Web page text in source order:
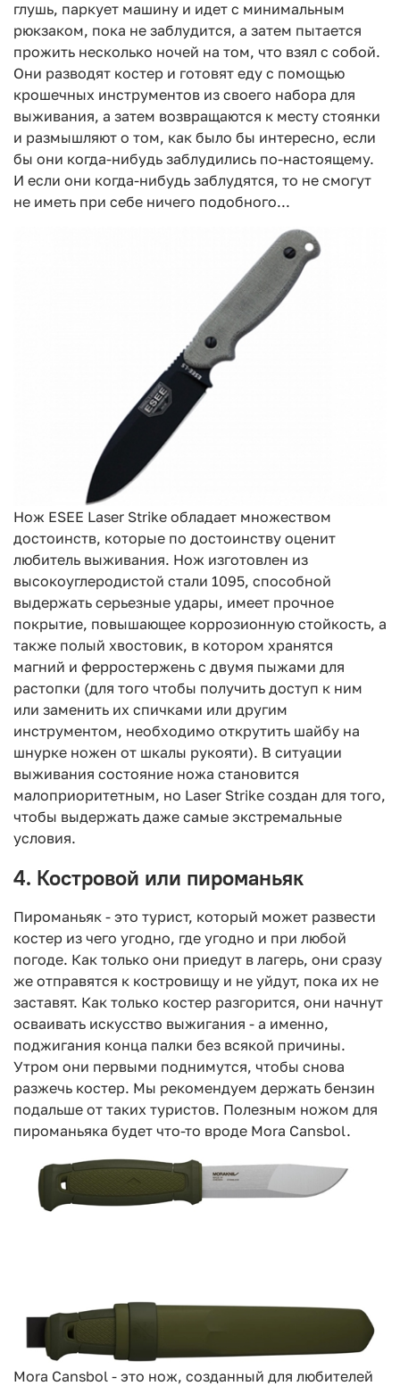
глушь, паркует машину и идет с минимальным
рюкзаком, пока не заблудится, а затем пытается
прожить несколько ночей на том, что взял с собой.
Они разводят костер и готовят еду с помощью
крошечных инструментов из своего набора для
выживания, а затем возвращаются к месту стоянки
и размышляют о том, как было бы интересно, если
бы они когда-нибудь заблудились по-настоящему.
И если они когда-нибудь заблудятся, то не смогут
не иметь при себе ничего подобного...
Нож ESEE Laser Strike обладает множеством
достоинств, которые по достоинству оценит
любитель выживания. Нож изготовлен из
высокоуглеродистой стали 1095, способной
выдержать серьезные удары, имеет прочное
покрытие, повышающее коррозионную стойкость, а
также полый хвостовик, в котором хранятся
магний и ферростержень с двумя пыжами для
растопки (для того чтобы получить доступ к ним
или заменить их спичками или другим
инструментом, необходимо открутить шайбу на
шнурке ножен от шкалы рукояти). В ситуации
выживания состояние ножа становится
малоприоритетным, но Laser Strike создан для того,
чтобы выдержать даже самые экстремальные
условия.
4. Костровой или пироманьяк
Пироманьяк - это турист, который может развести
костер из чего угодно, где угодно и при любой
погоде. Как только они приедут в лагерь, они сразу
же отправятся к костровищу и не уйдут, пока их не
заставят. Как только костер разгорится, они начнут
осваивать искусство выжигания - а именно,
поджигания конца палки без всякой причины.
Утром они первыми поднимутся, чтобы снова
разжечь костер. Мы рекомендуем держать бензин
подальше от таких туристов. Полезным ножом для
пироманьяка будет что-то вроде Mora Cansbol.
Mora Cansbol - это нож, созданный для любителей